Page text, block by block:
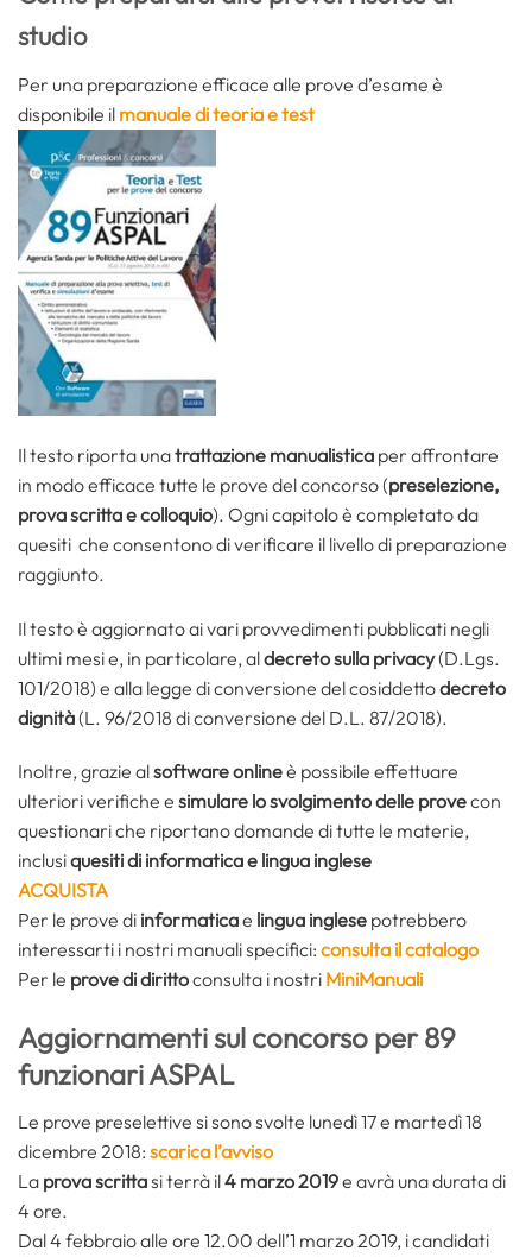
studio
Per una preparazione efficace alle prove d’esame è
disponibile il manuale di teoria e test
Il testo riporta unatrattazione manualistica per affrontare
in modo efficace tutte le prove del concorso (preselezione,
prova scritta e colloquio). Ogni capitolo è completato da
quesiti che consentono di verificare il livello di preparazione
raggiunto.
Il testo è aggiornato ai vari provvedimenti pubblicati negli
ultimi mesi e, in particolare, aldecreto sulla privacy(D.Lgs.
101/2018) e alla legge di conversione del cosiddettodecreto
dignità(L. 96/2018 di conversione del D.L. 87/2018).
Inoltre, grazie alsoftware onlineè possibile effettuare
ulteriori verifiche e simulare lo svolgimento delle provecon
questionari che riportano domande di tutte le materie,
inclusiquesiti di informatica e lingua inglese
ACQUISTA
Per le prove di informaticae lingua inglese potrebbero
interessarti i nostri manuali specifici: consulta il catalogo
Per le prove di dirittoconsulta i nostri MiniManuali
Aggiornamenti sul concorso per 89
funzionari ASPAL
Le prove preselettive si sono svolte lunedì 17 e martedì 18
dicembre 2018: scarica l’avviso
La prova scrittasi terrà il4 marzo 2019e avrà una durata di
4 ore.
Dal 4 febbraio alle ore 12.00 dell’1 marzo 2019, i candidati